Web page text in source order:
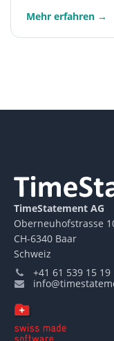
Mehr erfahren →
TimeStatement AG
Oberneuhofstrasse
CH-6340 Baar
Schweiz
+41 61 539 15 19